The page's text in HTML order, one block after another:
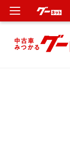
新車